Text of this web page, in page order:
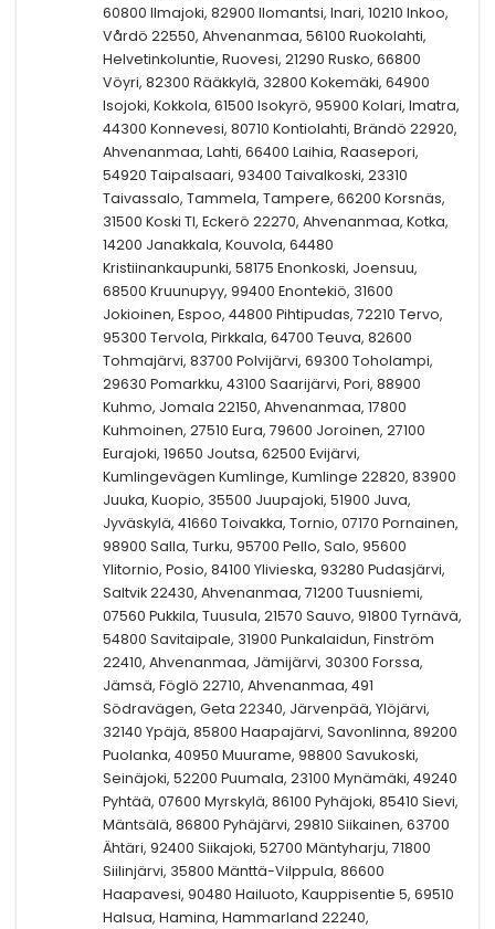
60800 Ilmajoki, 82900 Ilomantsi, Inari, 10210 Inkoo,
Vårdö 22550, Ahvenanmaa, 56100 Ruokolahti,
Helvetinkoluntie, Ruovesi, 21290 Rusko, 66800
Vöyri, 82300 Rääkkylä, 32800 Kokemäki, 64900
Isojoki, Kokkola, 61500 Isokyrö, 95900 Kolari, Imatra,
44300 Konnevesi, 80710 Kontiolahti, Brändö 22920,
Ahvenanmaa, Lahti, 66400 Laihia, Raasepori,
54920 Taipalsaari, 93400 Taivalkoski, 23310
Taivassalo, Tammela, Tampere, 66200 Korsnäs,
31500 Koski Tl, Eckerö 22270, Ahvenanmaa, Kotka,
14200 Janakkala, Kouvola, 64480
Kristiinankaupunki, 58175 Enonkoski, Joensuu,
68500 Kruunupyy, 99400 Enontekiö, 31600
Jokioinen, Espoo, 44800 Pihtipudas, 72210 Tervo,
95300 Tervola, Pirkkala, 64700 Teuva, 82600
Tohmajärvi, 83700 Polvijärvi, 69300 Toholampi,
29630 Pomarkku, 43100 Saarijärvi, Pori, 88900
Kuhmo, Jomala 22150, Ahvenanmaa, 17800
Kuhmoinen, 27510 Eura, 79600 Joroinen, 27100
Eurajoki, 19650 Joutsa, 62500 Evijärvi,
Kumlingevägen Kumlinge, Kumlinge 22820, 83900
Juuka, Kuopio, 35500 Juupajoki, 51900 Juva,
Jyväskylä, 41660 Toivakka, Tornio, 07170 Pornainen,
98900 Salla, Turku, 95700 Pello, Salo, 95600
Ylitornio, Posio, 84100 Ylivieska, 93280 Pudasjärvi,
Saltvik 22430, Ahvenanmaa, 71200 Tuusniemi,
07560 Pukkila, Tuusula, 21570 Sauvo, 91800 Tyrnävä,
54800 Savitaipale, 31900 Punkalaidun, Finström
22410, Ahvenanmaa, Jämijärvi, 30300 Forssa,
Jämsä, Föglö 22710, Ahvenanmaa, 491
Södravägen, Geta 22340, Järvenpää, Ylöjärvi,
32140 Ypäjä, 85800 Haapajärvi, Savonlinna, 89200
Puolanka, 40950 Muurame, 98800 Savukoski,
Seinäjoki, 52200 Puumala, 23100 Mynämäki, 49240
Pyhtää, 07600 Myrskylä, 86100 Pyhäjoki, 85410 Sievi,
Mäntsälä, 86800 Pyhäjärvi, 29810 Siikainen, 63700
Ähtäri, 92400 Siikajoki, 52700 Mäntyharju, 71800
Siilinjärvi, 35800 Mänttä-Vilppula, 86600
Haapavesi, 90480 Hailuoto, Kauppisentie 5, 69510
Halsua, Hamina, Hammarland 22240,